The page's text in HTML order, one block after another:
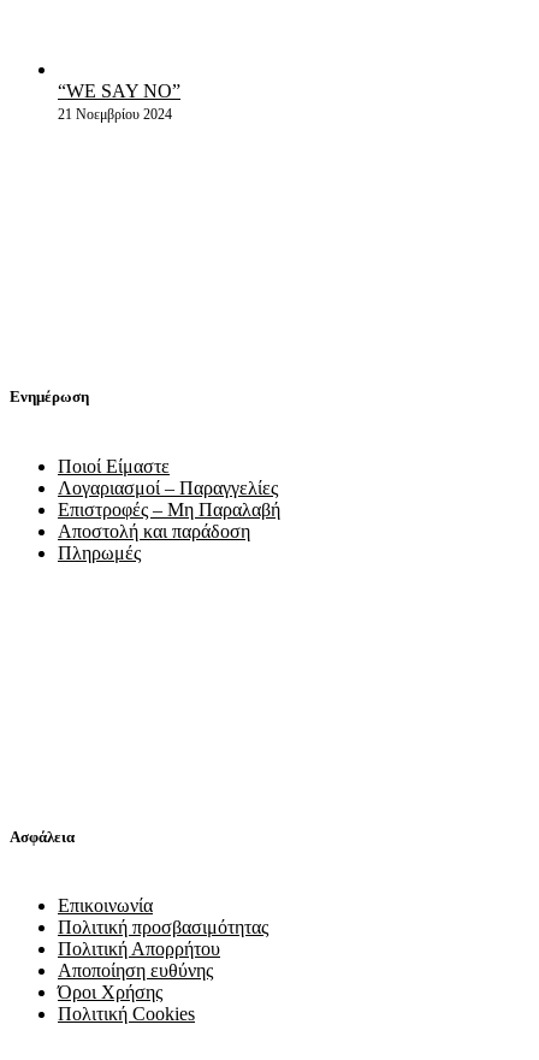
“WE SAY NO”
21 Νοεμβρίου 2024
Ενημέρωση
Ποιοί Είμαστε
Λογαριασμοί – Παραγγελίες
Επιστροφές – Μη Παραλαβή
Αποστολή και παράδοση
Πληρωμές
Ασφάλεια
Επικοινωνία
Πολιτική προσβασιμότητας
Πολιτική Απορρήτου
Αποποίηση ευθύνης
Όροι Χρήσης
Πολιτική Cookies